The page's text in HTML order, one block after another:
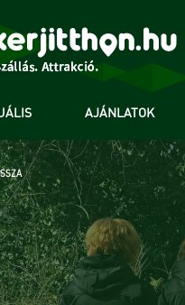
AJÁNLATOK